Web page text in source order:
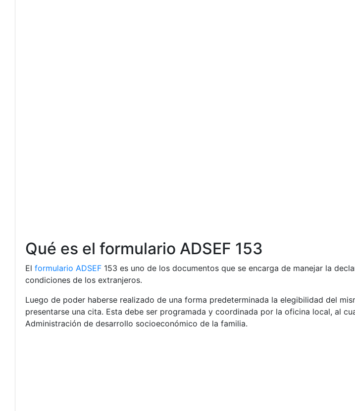
Qué es el formulario ADSEF 153
El formulario ADSEF 153 es uno de los documentos que se encarga de manejar la
condiciones de los extranjeros.
Luego de poder haberse realizado de una forma predeterminada la elegibilidad del
presentarse una cita. Esta debe ser programada y coordinada por la oficina local, al
Administración de desarrollo socioeconómico de la familia.